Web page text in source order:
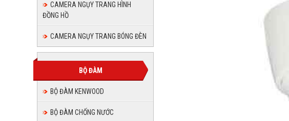
CAMERA NGỤY TRANG HÌNH
ĐỒNG HỒ
CAMERA NGỤY TRANG BÓNG ĐÈN
BỘ ĐÀM
BỘ ĐÀM KENWOOD
BỘ ĐÀM CHỐNG NƯỚC